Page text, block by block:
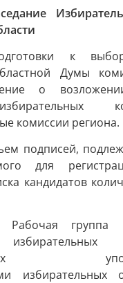
к
Думы
о
комиссии региона.
подписей,
для
кандидатов
Рабочая
избирательных